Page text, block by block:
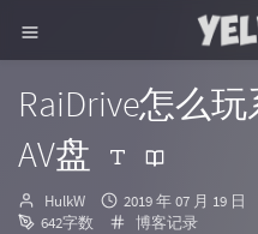
RaiDrive怎么
AV盘
博
主：
HulkW
发
布
2019 年 07 月 19 日
642字数
分
博客记录